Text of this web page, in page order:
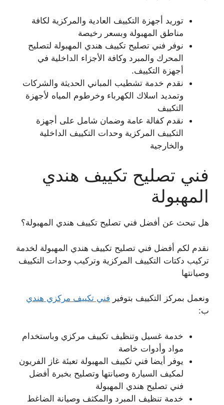
توريد أجهزة التكييف العادية والمركزية لكافة
مناطق المهبولة وبسعر رخيصة
نوفر فني تصليح تكييف هندي المهبولة لتصليح
المحرك والمبرد وكافة الأجزاء الداخلية في
أجهزة التكييف.
نقدم خدمة تشطيب المباني الحديثة والشركات
وتمديد اسلاك الكهرباء وخرطوم المياه لأجهزة
التكييف
نقدم كفالة عامة وضمان شامل على أجهزة
التكييف المركزية وحدات التكييف الداخلية
والخارجية
فني تصليح تكييف هندي
المهبولة
هل تبحث عن أفضل فني تصليح تكييف هندي المهبولة؟
نقدم لكم أفضل فني تصليح تكييف هندي المهبولة لخدمة
تركيب دكتات التكييف المركزية وتركيب وحدات التكييف
وصيانتها
ونعمل بمركز التكييف بتوفير فني تكييف مركزي هندي
ب:
خدمة غسيل وتنظيف تكييف مركزي وباستخدام
مواد وأدوات خاصة
يوفر أيضا فني تكييف المهبولة تعبئة غاز الفريون
لمكيف السيارة وصيانتها وتصليح بخبرة أفضل
فني تصليح هندي المهبولة
خدمة تنظيف المبرد والمكثف وصيانة الضاغط